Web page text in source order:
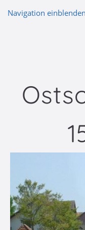
Navigation einblenden